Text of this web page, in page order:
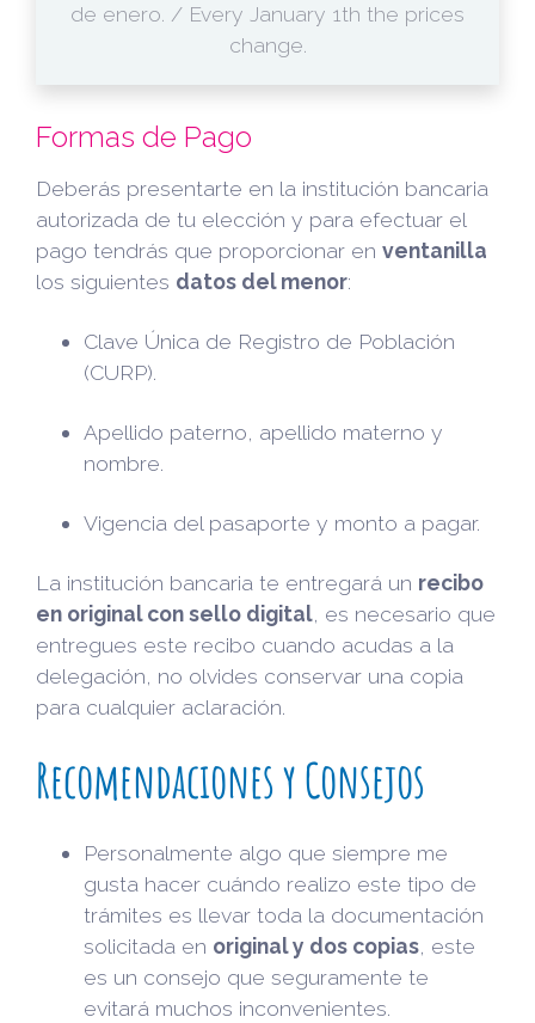
de enero. / Every January 1th the prices
change.
Formas de Pago
Deberás presentarte en la institución bancaria
autorizada de tu elección y para efectuar el
pago tendrás que proporcionar en ventanilla
los siguientes datos del menor:
Clave Única de Registro de Población
(CURP).
Apellido paterno, apellido materno y
nombre.
Vigencia del pasaporte y monto a pagar.
La institución bancaria te entregará un recibo
en original con sello digital, es necesario que
entregues este recibo cuando acudas a la
delegación, no olvides conservar una copia
para cualquier aclaración.
Recomendaciones y Consejos
Personalmente algo que siempre me
gusta hacer cuándo realizo este tipo de
trámites es llevar toda la documentación
solicitada en original y dos copias, este
es un consejo que seguramente te
evitará muchos inconvenientes.